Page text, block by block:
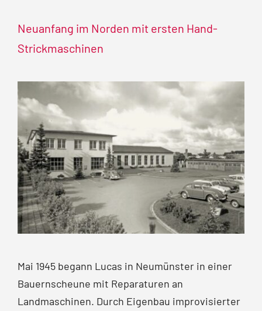
Neuanfang im Norden mit ersten Hand-
Strickmaschinen
Mai 1945 begann Lucas in Neumünster in einer
Bauernscheune mit Reparaturen an
Landmaschinen. Durch Eigenbau improvisierter